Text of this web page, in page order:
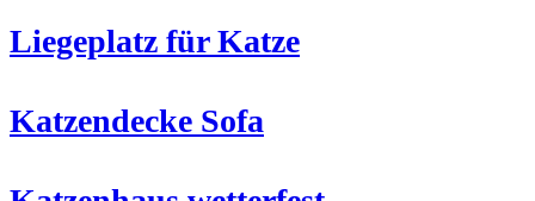
Liegeplatz für Katze
Katzendecke Sofa